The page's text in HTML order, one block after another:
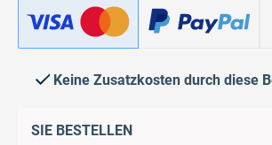
Keine Zusatzkosten durch diese
SIE BESTELLEN